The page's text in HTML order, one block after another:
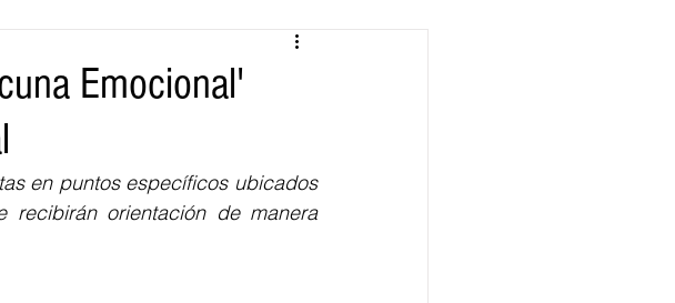
Emocional'
en puntos específicos ubicados
orientación de manera